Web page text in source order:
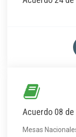
Acuerdo 08 de
Mesas